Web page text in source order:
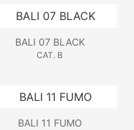
BALI 07 BLACK
CAT. B
BALI 11 FUMO